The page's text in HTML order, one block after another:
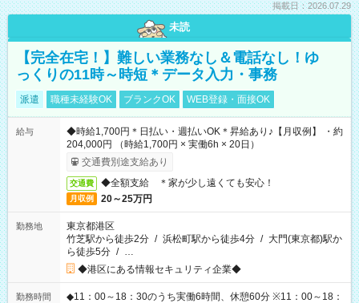
掲載日：2026.07.29
未読
【完全在宅！】難しい業務なし＆電話なし！ゆ
っくりの11時～時短＊データ入力・事務
派遣 職種未経験OK ブランクOK WEB登録・面接OK
給与
◆時給1,700円＊日払い・週払いOK＊昇給あり♪【月収例】 ・約
204,000円 （時給1,700円 × 実働6h × 20日）
交通費別途支給あり
交通費 ◆全額支給 ＊家が少し遠くても安心！
月収例 20～25万円
勤務地
東京都港区
竹芝駅から徒歩2分 / 浜松町駅から徒歩4分 / 大門(東京都)駅か
ら徒歩5分 / …
◆港区にある情報セキュリティ企業◆
勤務時間
◆11：00～18：30のうち実働6時間、休憩60分 ※11：00～18：